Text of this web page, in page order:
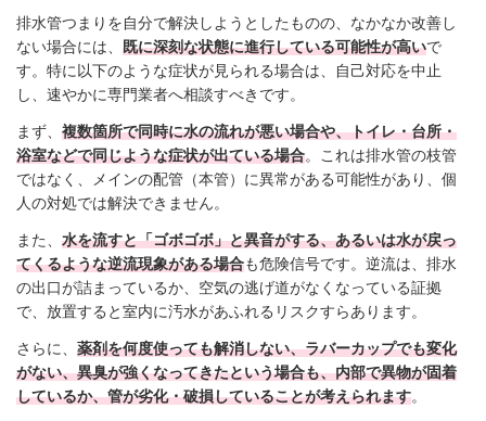
排水管つまりを自分で解決しようとしたものの、なかなか改善し
ない場合には、 既に深刻な状態に進行している可能性が高いで
す。特に以下のような症状が見られる場合は、自己対応を中止
し、速やかに専門業者へ相談すべきです。
まず、 複数箇所で同時に水の流れが悪い場合や、トイレ・台所・
浴室などで同じような症状が出ている場合。これは排水管の枝管
ではなく、メインの配管（本管）に異常がある可能性があり、個
人の対処では解決できません。
また、 水を流すと「ゴボゴボ」と異音がする、あるいは水が戻っ
てくるような逆流現象がある場合も危険信号です。逆流は、排水
の出口が詰まっているか、空気の逃げ道がなくなっている証拠
で、放置すると室内に汚水があふれるリスクすらあります。
さらに、 薬剤を何度使っても解消しない、ラバーカップでも変化
がない、異臭が強くなってきたという場合も、内部で異物が固着
しているか、管が劣化・破損していることが考えられます。